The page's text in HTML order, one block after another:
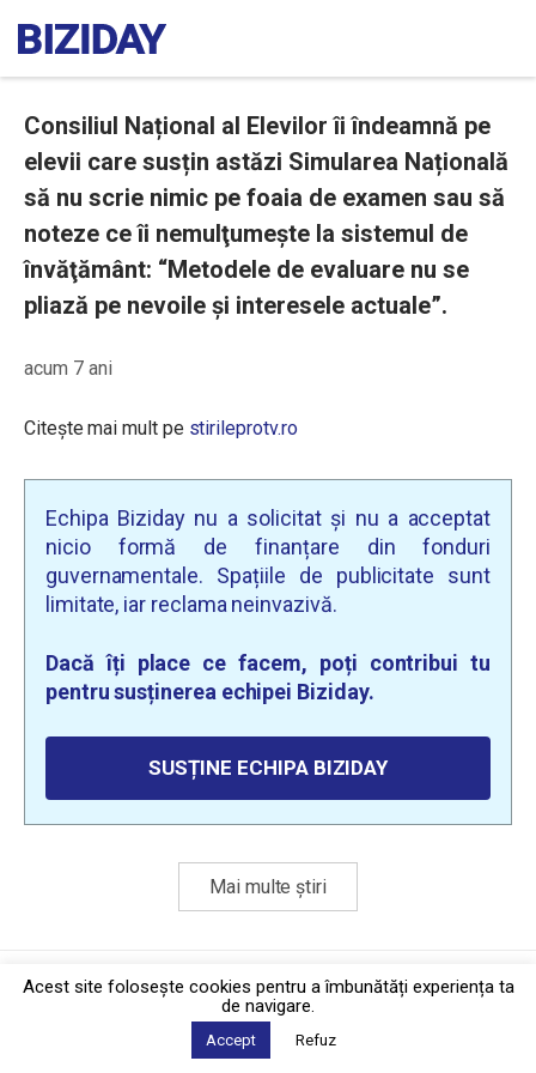
Consiliul Național al Elevilor îi îndeamnă pe
elevii care susțin astăzi Simularea Națională
să nu scrie nimic pe foaia de examen sau să
noteze ce îi nemulţumeşte la sistemul de
învăţământ: “Metodele de evaluare nu se
pliază pe nevoile și interesele actuale”.
acum 7 ani
Citește mai mult pe stirileprotv.ro
Echipa Biziday nu a solicitat și nu a acceptat
nicio formă de finanțare din fonduri
guvernamentale. Spațiile de publicitate sunt
limitate, iar reclama neinvazivă.
Dacă îți place ce facem, poți contribui tu
pentru susținerea echipei Biziday.
SUSȚINE ECHIPA BIZIDAY
Mai multe știri
Politica de confidențialitate·Contact
2026 © Biziday
Acest site foloseşte cookies pentru a îmbunătăți experiența ta
de navigare.
Accept Refuz